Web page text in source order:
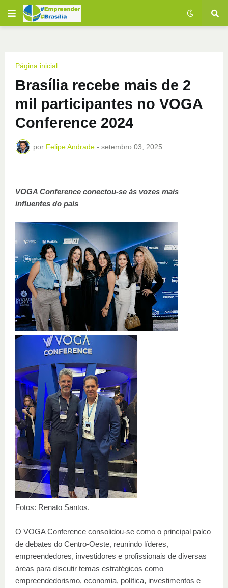
Página inicial
Brasília recebe mais de 2
mil participantes no VOGA
Conference 2024
por Felipe Andrade - setembro 03, 2025
VOGA Conference conectou-se às vozes mais
influentes do país
Fotos: Renato Santos.
O VOGA Conference consolidou-se como o principal palco
de debates do Centro-Oeste, reunindo líderes,
empreendedores, investidores e profissionais de diversas
áreas para discutir temas estratégicos como
empreendedorismo, economia, política, investimentos e